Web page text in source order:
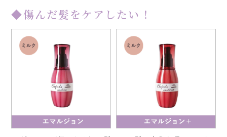
◆傷んだ髪をケアしたい！